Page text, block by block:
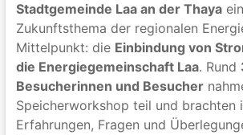
Stadtgemeinde Laa an der Thaya
Zukunftsthema der regionalen
Mittelpunkt: die Einbindung von
die Energiegemeinschaft Laa. Rund
Besucherinnen und Besucher
Speicherworkshop teil und brachten
Erfahrungen, Fragen und